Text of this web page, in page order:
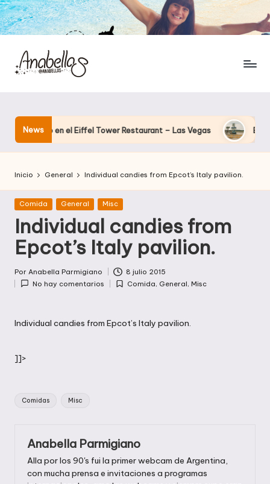
News
en el Eiffel Tower Restaurant – Las Vegas El hotel que
Inicio General Individual candies from Epcot’s Italy pavilion.
Publicada
Comida General Misc
Individual candies from
Epcot’s Italy pavilion.
Publicado
por
Por Anabella Parmigiano
8 julio 2015
No hay comentarios
Publicada
Comida, General,Misc
Individual candies from Epcot’s Italy pavilion.
]]>
Etiquetas:
Comidas Misc
Anabella Parmigiano
Alla por los 90's fui la primer webcam de Argentina,
con mucha prensa e invitaciones a programas